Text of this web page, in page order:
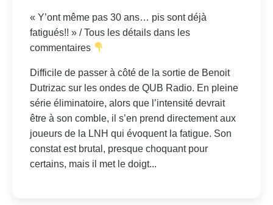
« Y’ont même pas 30 ans… pis sont déjà
fatigués!! » / Tous les détails dans les
commentaires
Difficile de passer à côté de la sortie de Benoit
Dutrizac sur les ondes de QUB Radio. En pleine
série éliminatoire, alors que l’intensité devrait
être à son comble, il s’en prend directement aux
joueurs de la LNH qui évoquent la fatigue. Son
constat est brutal, presque choquant pour
certains, mais il met le doigt...